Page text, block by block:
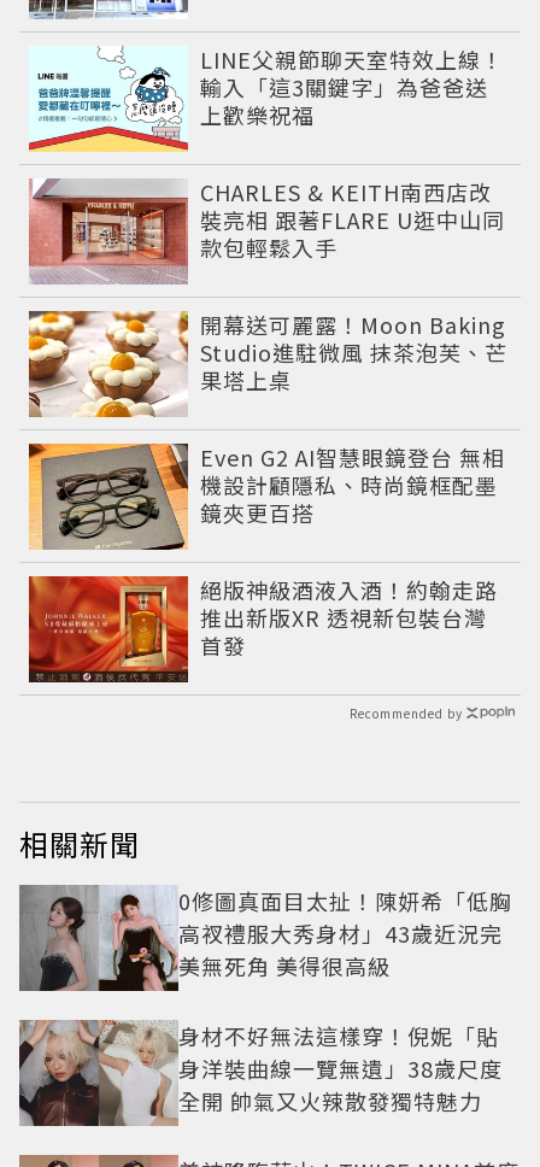
LINE父親節聊天室特效上線！
輸入「這3關鍵字」為爸爸送
上歡樂祝福
CHARLES & KEITH南西店改
裝亮相 跟著FLARE U逛中山同
款包輕鬆入手
開幕送可麗露！Moon Baking
Studio進駐微風 抹茶泡芙、芒
果塔上桌
Even G2 AI智慧眼鏡登台 無相
機設計顧隱私、時尚鏡框配墨
鏡夾更百搭
絕版神級酒液入酒！約翰走路
推出新版XR 透視新包裝台灣
首發
Recommended by
相關新聞
0修圖真面目太扯！陳妍希「低胸
高衩禮服大秀身材」43歲近況完
美無死角 美得很高級
身材不好無法這樣穿！倪妮「貼
身洋裝曲線一覽無遺」38歲尺度
全開 帥氣又火辣散發獨特魅力